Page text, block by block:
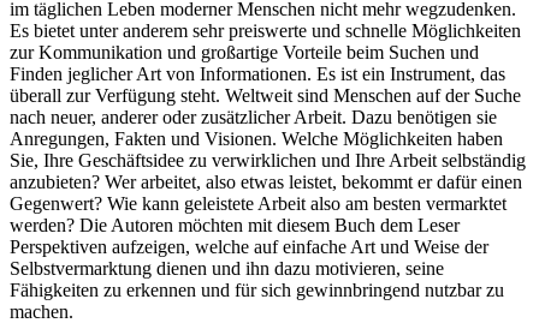
im täglichen Leben moderner Menschen nicht mehr wegzudenken.
Es bietet unter anderem sehr preiswerte und schnelle Möglichkeiten
zur Kommunikation und großartige Vorteile beim Suchen und
Finden jeglicher Art von Informationen. Es ist ein Instrument, das
überall zur Verfügung steht. Weltweit sind Menschen auf der Suche
nach neuer, anderer oder zusätzlicher Arbeit. Dazu benötigen sie
Anregungen, Fakten und Visionen. Welche Möglichkeiten haben
Sie, Ihre Geschäftsidee zu verwirklichen und Ihre Arbeit selbständig
anzubieten? Wer arbeitet, also etwas leistet, bekommt er dafür einen
Gegenwert? Wie kann geleistete Arbeit also am besten vermarktet
werden? Die Autoren möchten mit diesem Buch dem Leser
Perspektiven aufzeigen, welche auf einfache Art und Weise der
Selbstvermarktung dienen und ihn dazu motivieren, seine
Fähigkeiten zu erkennen und für sich gewinnbringend nutzbar zu
machen.